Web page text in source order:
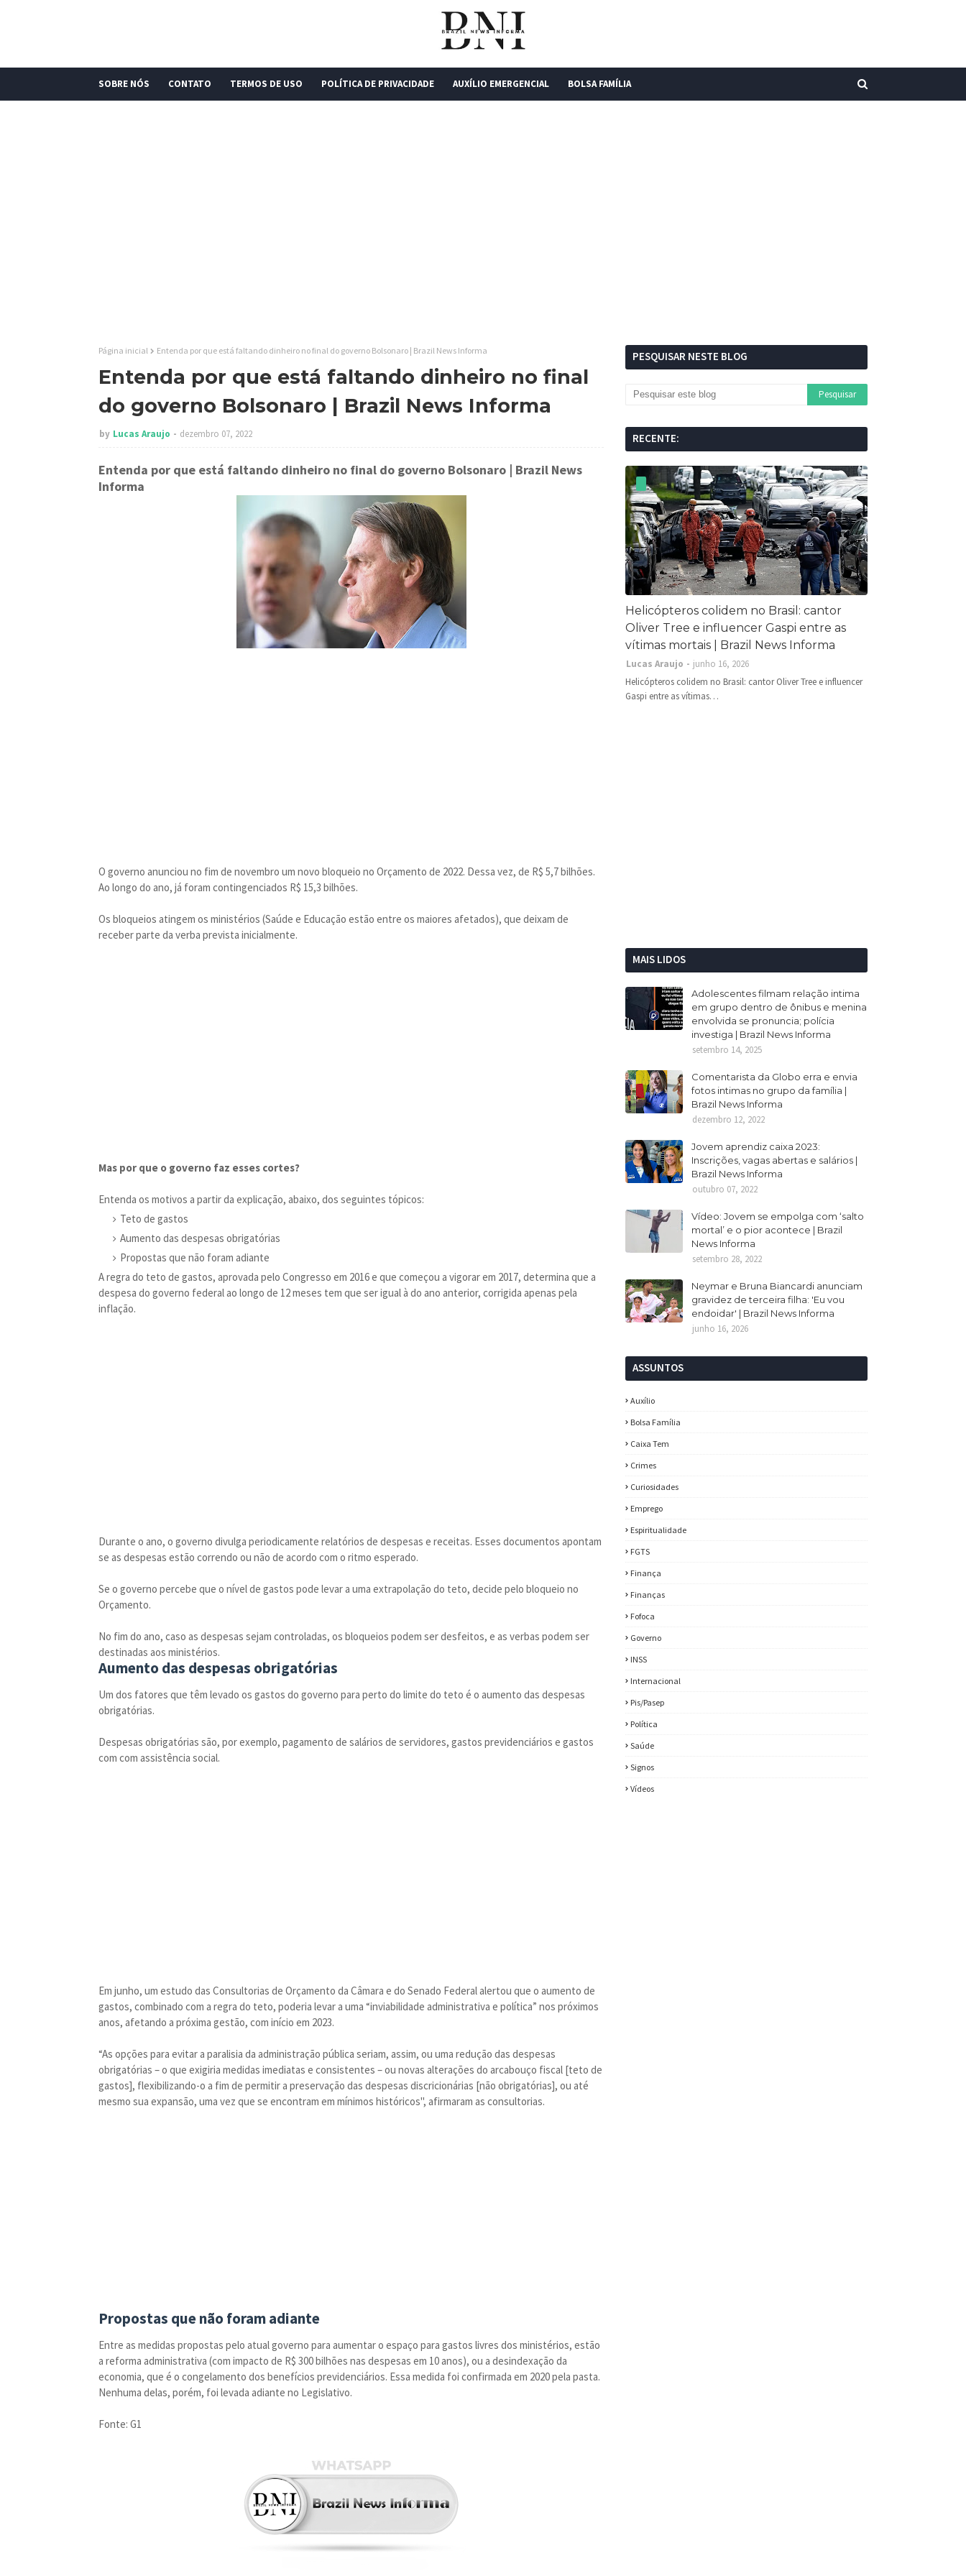
SOBRE NÓS CONTATO TERMOS DE USO POLÍTICA DE PRIVACIDADE AUXÍLIO EMERGENCIAL BOLSA FAMÍLIA
Página inicial Entenda por que está faltando dinheiro no final do governo Bolsonaro | Brazil News Informa
Entenda por que está faltando dinheiro no final
do governo Bolsonaro | Brazil News Informa
by Lucas Araujo dezembro 07, 2022
Entenda por que está faltando dinheiro no final do governo Bolsonaro | Brazil News
Informa
O governo anunciou no fim de novembro um novo bloqueio no Orçamento de 2022. Dessa vez, de R$ 5,7 bilhões.
Ao longo do ano, já foram contingenciados R$ 15,3 bilhões.
Os bloqueios atingem os ministérios (Saúde e Educação estão entre os maiores afetados), que deixam de
receber parte da verba prevista inicialmente.
Mas por que o governo faz esses cortes?
Entenda os motivos a partir da explicação, abaixo, dos seguintes tópicos:
Teto de gastos
Aumento das despesas obrigatórias
Propostas que não foram adiante
A regra do teto de gastos, aprovada pelo Congresso em 2016 e que começou a vigorar em 2017, determina que a
despesa do governo federal ao longo de 12 meses tem que ser igual à do ano anterior, corrigida apenas pela
inflação.
Durante o ano, o governo divulga periodicamente relatórios de despesas e receitas. Esses documentos apontam
se as despesas estão correndo ou não de acordo com o ritmo esperado.
Se o governo percebe que o nível de gastos pode levar a uma extrapolação do teto, decide pelo bloqueio no
Orçamento.
No fim do ano, caso as despesas sejam controladas, os bloqueios podem ser desfeitos, e as verbas podem ser
destinadas aos ministérios.
Aumento das despesas obrigatórias
Um dos fatores que têm levado os gastos do governo para perto do limite do teto é o aumento das despesas
obrigatórias.
Despesas obrigatórias são, por exemplo, pagamento de salários de servidores, gastos previdenciários e gastos
com com assistência social.
Em junho, um estudo das Consultorias de Orçamento da Câmara e do Senado Federal alertou que o aumento de
gastos, combinado com a regra do teto, poderia levar a uma “inviabilidade administrativa e política” nos próximos
anos, afetando a próxima gestão, com início em 2023.
“As opções para evitar a paralisia da administração pública seriam, assim, ou uma redução das despesas
obrigatórias – o que exigiria medidas imediatas e consistentes – ou novas alterações do arcabouço fiscal [teto de
gastos], flexibilizando-o a fim de permitir a preservação das despesas discricionárias [não obrigatórias], ou até
mesmo sua expansão, uma vez que se encontram em mínimos históricos", afirmaram as consultorias.
Propostas que não foram adiante
Entre as medidas propostas pelo atual governo para aumentar o espaço para gastos livres dos ministérios, estão
a reforma administrativa (com impacto de R$ 300 bilhões nas despesas em 10 anos), ou a desindexação da
economia, que é o congelamento dos benefícios previdenciários. Essa medida foi confirmada em 2020 pela pasta.
Nenhuma delas, porém, foi levada adiante no Legislativo.
Fonte: G1
PESQUISAR NESTE BLOG
RECENTE:
Helicópteros colidem no Brasil: cantor
Oliver Tree e influencer Gaspi entre as
vítimas mortais | Brazil News Informa
Lucas Araujo
junho 16, 2026
Helicópteros colidem no Brasil: cantor Oliver Tree e influencer
Gaspi entre as vítimas…
MAIS LIDOS
Adolescentes filmam relação intima
em grupo dentro de ônibus e menina
envolvida se pronuncia; polícia
investiga | Brazil News Informa
setembro 14, 2025
Comentarista da Globo erra e envia
fotos intimas no grupo da família |
Brazil News Informa
dezembro 12, 2022
Jovem aprendiz caixa 2023:
Inscrições, vagas abertas e salários |
Brazil News Informa
outubro 07, 2022
Vídeo: Jovem se empolga com ‘salto
mortal’ e o pior acontece | Brazil
News Informa
setembro 28, 2022
Neymar e Bruna Biancardi anunciam
gravidez de terceira filha: 'Eu vou
endoidar' | Brazil News Informa
junho 16, 2026
ASSUNTOS
Auxílio
Bolsa Família
Caixa Tem
Crimes
Curiosidades
Emprego
Espiritualidade
FGTS
Finança
Finanças
Fofoca
Governo
INSS
Internacional
Pis/Pasep
Política
Saúde
Signos
Vídeos